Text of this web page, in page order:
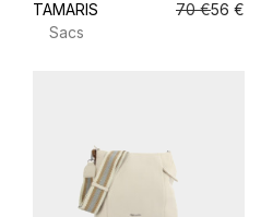
TAMARIS 70 €56 €
Sacs